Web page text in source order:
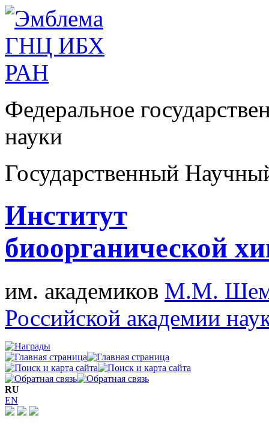
Федеральное
науки
Государственный
Институт
биоорганической
им. академиков М.М.
Российской академии
RU
EN